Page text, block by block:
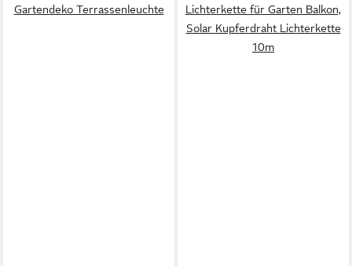
Gartendeko Terrassenleuchte
Lichterkette für Garten Balkon,
Solar Kupferdraht Lichterkette
10m